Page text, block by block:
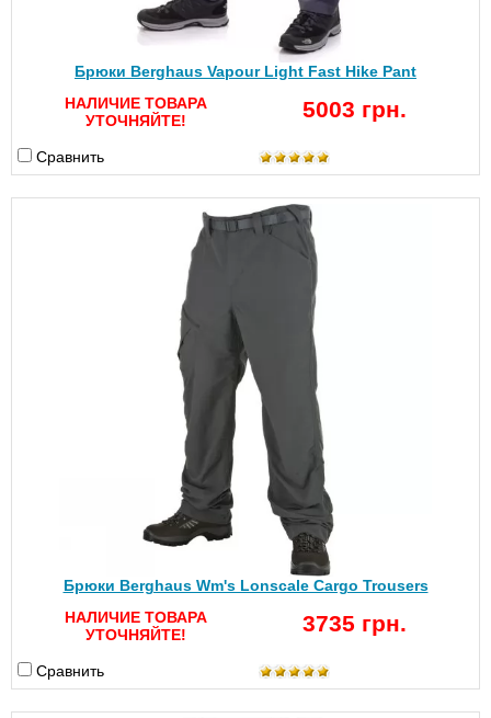
Брюки Berghaus Vapour Light Fast Hike Pant
НАЛИЧИЕ ТОВАРА
УТОЧНЯЙТЕ!
5003 грн.
Сравнить
Брюки Berghaus Wm's Lonscale Cargo Trousers
НАЛИЧИЕ ТОВАРА
УТОЧНЯЙТЕ!
3735 грн.
Сравнить